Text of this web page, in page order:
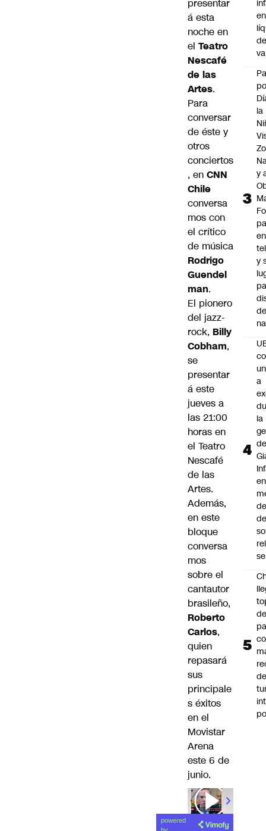
presentar
á esta
noche en
el Teatro
Nescafé
de las
Artes.
Para
conversar
de éste y
otros
conciertos
, en CNN
Chile
conversa
mos con
el crítico
de música
Rodrigo
Guendel
man.
El pionero
del jazz-
rock, Billy
Cobham,
se
presentar
á este
jueves a
las 21:00
horas en
el Teatro
Nescafé
de las
Artes.
Además,
en este
bloque
conversa
mos
sobre el
cantautor
brasileño,
Roberto
Carlos,
quien
repasará
sus
principale
s éxitos
en el
Movistar
Arena
este 6 de
junio.
powered
en
de
la
y
en
y
a
la
de
en
de